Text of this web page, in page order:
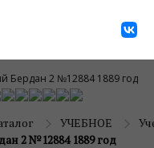
УЧЕБНОЕ
2 №12884 1889 год